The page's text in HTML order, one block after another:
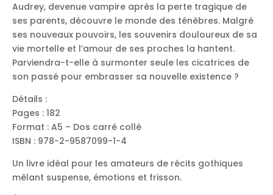
Audrey, devenue vampire après la perte tragique de
ses parents, découvre le monde des ténèbres. Malgré
ses nouveaux pouvoirs, les souvenirs douloureux de sa
vie mortelle et l’amour de ses proches la hantent.
Parviendra-t-elle à surmonter seule les cicatrices de
son passé pour embrasser sa nouvelle existence ?
Détails :
Pages : 182
Format : A5 – Dos carré collé
ISBN : 978-2-9587099-1-4
Un livre idéal pour les amateurs de récits gothiques
mêlant suspense, émotions et frisson.